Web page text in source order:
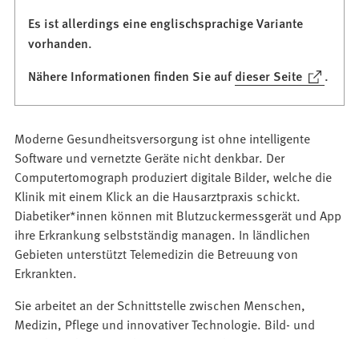
Es ist allerdings eine englischsprachige Variante
vorhanden.
Nähere Informationen finden Sie aufdieser Seite
(Öffnet
neuen
Tab)
.
Moderne Gesundheitsversorgung ist ohne intelligente
Software und vernetzte Geräte nicht denkbar. Der
Computertomograph produziert digitale Bilder, welche die
Klinik mit einem Klick an die Hausarztpraxis schickt.
Diabetiker*innen können mit Blutzuckermessgerät und App
ihre Erkrankung selbstständig managen. In ländlichen
Gebieten unterstützt Telemedizin die Betreuung von
Erkrankten.
Sie arbeitet an der Schnittstelle zwischen Menschen,
Medizin, Pflege und innovativer Technologie. Bild- und